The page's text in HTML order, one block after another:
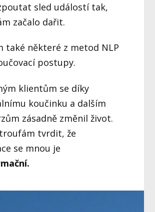
sled událostí tak,
začalo dařit.
také některé z metod NLP
postupy.
klientům se díky
koučinku a dalším
zásadně změnil život.
tvrdit, že
se mnou je